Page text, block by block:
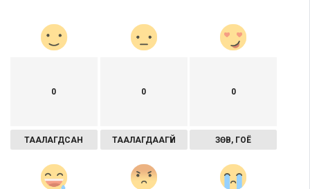
0
ТААЛАГДСАН
0
ТААЛАГДААГҮЙ
0
ЗӨВ, ГОЁ